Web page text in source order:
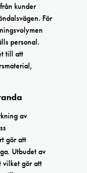
kunder
För
personal.
till att
av
gör att
Utbudet av
vilket gör att